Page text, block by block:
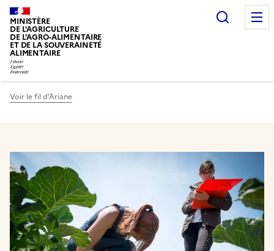
MINISTÈRE
DE L'AGRICULTURE
DE L'AGRO-ALIMENTAIRE
ET DE LA SOUVERAINETÉ
ALIMENTAIRE
Voir le fil d’Ariane